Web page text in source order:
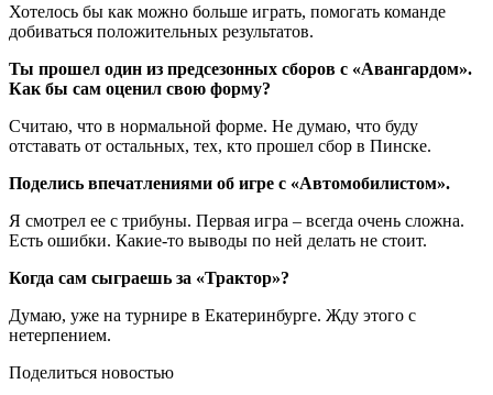
Хотелось бы как можно больше играть, помогать команде
добиваться положительных результатов.
Ты прошел один из предсезонных сборов с «Авангардом».
Как бы сам оценил свою форму?
Считаю, что в нормальной форме. Не думаю, что буду
отставать от остальных, тех, кто прошел сбор в Пинске.
Поделись впечатлениями об игре с «Автомобилистом».
Я смотрел ее с трибуны. Первая игра – всегда очень сложна.
Есть ошибки. Какие-то выводы по ней делать не стоит.
Когда сам сыграешь за «Трактор»?
Думаю, уже на турнире в Екатеринбурге. Жду этого с
нетерпением.
Поделиться новостью